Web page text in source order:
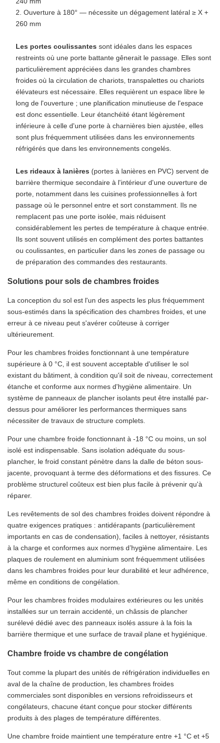
2. Ouverture à 180° — nécessite un dégagement latéral ≥ X +
260 mm
Les portes coulissantes sont idéales dans les espaces
restreints où une porte battante gênerait le passage. Elles sont
particulièrement appréciées dans les grandes chambres
froides où la circulation de chariots, transpalettes ou chariots
élévateurs est nécessaire. Elles requièrent un espace libre le
long de l'ouverture ; une planification minutieuse de l'espace
est donc essentielle. Leur étanchéité étant légèrement
inférieure à celle d'une porte à charnières bien ajustée, elles
sont plus fréquemment utilisées dans les environnements
réfrigérés que dans les environnements congelés.
Les rideaux à lanières (portes à lanières en PVC) servent de
barrière thermique secondaire à l'intérieur d'une ouverture de
porte, notamment dans les cuisines professionnelles à fort
passage où le personnel entre et sort constamment. Ils ne
remplacent pas une porte isolée, mais réduisent
considérablement les pertes de température à chaque entrée.
Ils sont souvent utilisés en complément des portes battantes
ou coulissantes, en particulier dans les zones de passage ou
de préparation des commandes des restaurants.
Solutions pour sols de chambres froides
La conception du sol est l'un des aspects les plus fréquemment
sous-estimés dans la spécification des chambres froides, et une
erreur à ce niveau peut s'avérer coûteuse à corriger
ultérieurement.
Pour les chambres froides fonctionnant à une température
supérieure à 0 °C, il est souvent acceptable d'utiliser le sol
existant du bâtiment, à condition qu'il soit de niveau, correctement
étanche et conforme aux normes d'hygiène alimentaire. Un
système de panneaux de plancher isolants peut être installé par-
dessus pour améliorer les performances thermiques sans
nécessiter de travaux de structure complets.
Pour une chambre froide fonctionnant à -18 °C ou moins, un sol
isolé est indispensable. Sans isolation adéquate du sous-
plancher, le froid constant pénètre dans la dalle de béton sous-
jacente, provoquant à terme des déformations et des fissures. Ce
problème structurel coûteux est bien plus facile à prévenir qu'à
réparer.
Les revêtements de sol des chambres froides doivent répondre à
quatre exigences pratiques : antidérapants (particulièrement
importants en cas de condensation), faciles à nettoyer, résistants
à la charge et conformes aux normes d’hygiène alimentaire. Les
plaques de roulement en aluminium sont fréquemment utilisées
dans les chambres froides pour leur durabilité et leur adhérence,
même en conditions de congélation.
Pour les chambres froides modulaires extérieures ou les unités
installées sur un terrain accidenté, un châssis de plancher
surélevé dédié avec des panneaux isolés assure à la fois la
barrière thermique et une surface de travail plane et hygiénique.
Chambre froide vs chambre de congélation
Tout comme la plupart des unités de réfrigération individuelles en
aval de la chaîne de production, les chambres froides
commerciales sont disponibles en versions refroidisseurs et
congélateurs, chacune étant conçue pour stocker différents
produits à des plages de température différentes.
Une chambre froide maintient une température entre +1 °C et +5